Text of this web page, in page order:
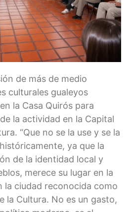
de más de medio
culturales gualeyos
la Casa Quirós para
la actividad en la Capital
“Que no se la use y se la
ya que la
de la identidad local y
merece su lugar en la
la ciudad reconocida como
la Cultura. No es un gasto,